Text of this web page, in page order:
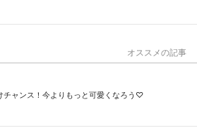
オススメの記事
チャンス！今よりもっと可愛くなろう♡